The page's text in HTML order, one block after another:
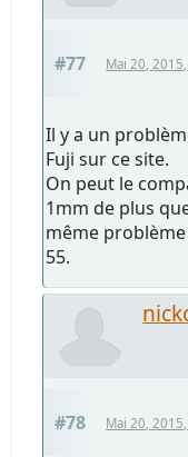
#77 Mai 20,
Il y a un
Fuji sur ce site.
On peut le
1mm de plus
même
55.
#78 Mai 20,